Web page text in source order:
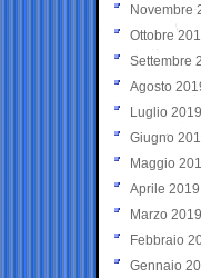
Novembre
Ottobre
Settembre
Agosto
Luglio 2019
Giugno
Maggio
Aprile 2019
Marzo 2019
Febbraio
Gennaio